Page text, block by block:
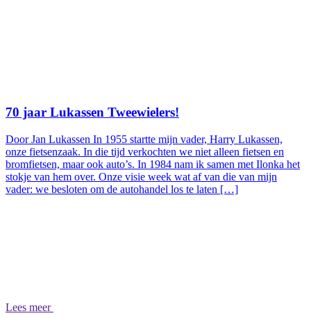
70 jaar Lukassen Tweewielers!
Door Jan Lukassen In 1955 startte mijn vader, Harry Lukassen,
onze fietsenzaak. In die tijd verkochten we niet alleen fietsen en
bromfietsen, maar ook auto’s. In 1984 nam ik samen met Ilonka het
stokje van hem over. Onze visie week wat af van die van mijn
vader: we besloten om de autohandel los te laten […]
Lees meer